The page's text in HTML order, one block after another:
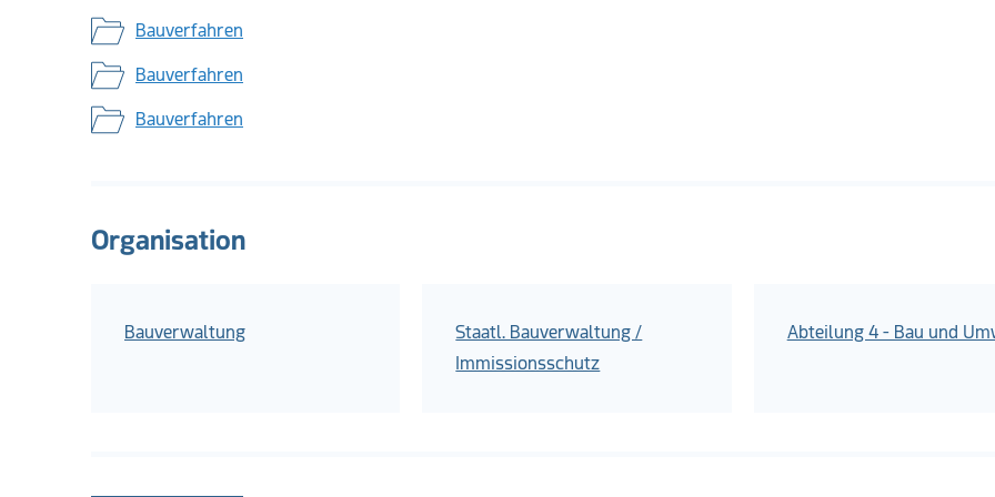
Bauverfahren
Bauverfahren
Bauverfahren
Organisation
Bauverwaltung
Staatl. Bauverwaltung /
Immissionsschutz
Abteilung 4 - Bau und